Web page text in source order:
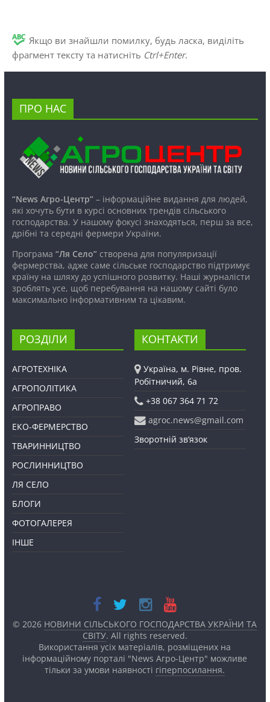
Якщо ви знайшли помилку, будь ласка, виділіть
фрагмент тексту та натисніть Ctrl+Enter.
ПРО НАС
“News Агро-Центр”– інформаційне видання для людей,
які хочуть бути в курсі основних трендів сільського
господарства. У нашому фокусі знаходяться, перш за все,
дрібні та середні фермери України.
Програма “Ля Село”створена для популяризації
фермерства, адже саме сільське господарство підтримує
країну на шляху до успішного розвитку. Наші журналісти
зроблять усе, щоб перебування на нашому сайті було
максимально інформативним та цікавим.
РОЗДІЛИ
АГРОТЕХНІКА
АГРОПОЛІТИКА
АГРОПРАВО
ЕКО-ФЕРМЕРСТВО
ТВАРИННИЦТВО
РОСЛИННИЦТВО
ЛЯ СЕЛО
БЛОГИ
ФОТОГАЛЕРЕЯ
ІНШЕ
КОНТАКТИ
Україна, м. Рівне, пров.
Робітничий, 6а
+38 067 364 71 72
agroc.news@gmail.com
Зворотній зв’язок
© 2026 НОВИНИ СІЛЬСЬКОГО ГОСПОДАРСТВА УКРАЇНИ ТА
СВІТУ. All rights reserved.
Використання усіх матеріалів, розміщених на
інформаційному порталі "News Агро-Центр" можливе
тільки за умови наявності гіперпосилання.